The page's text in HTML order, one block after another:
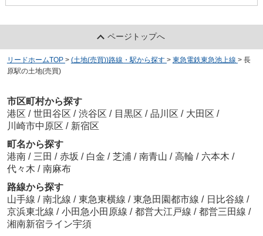
ページトップへ
リードホームTOP > (土地(売買))路線・駅から探す > 東急電鉄東急池上線 > 長
原駅の土地(売買)
市区町村から探す
港区 / 世田谷区 / 渋谷区 / 目黒区 / 品川区 / 大田区 /
川崎市中原区 / 新宿区
町名から探す
港南 / 三田 / 赤坂 / 白金 / 芝浦 / 南青山 / 高輪 / 六本木 /
代々木 / 南麻布
路線から探す
山手線 / 南北線 / 東急東横線 / 東急田園都市線 / 日比谷線 /
京浜東北線 / 小田急小田原線 / 都営大江戸線 / 都営三田線 /
湘南新宿ライン宇須